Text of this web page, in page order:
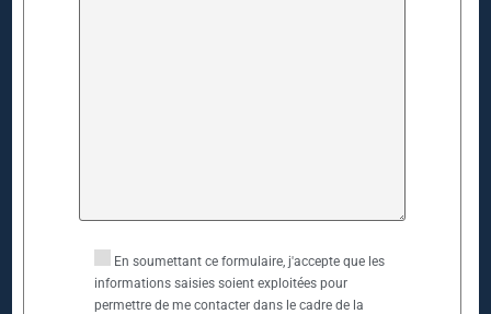
En soumettant ce formulaire, j'accepte que les
informations saisies soient exploitées pour
permettre de me contacter dans le cadre de la